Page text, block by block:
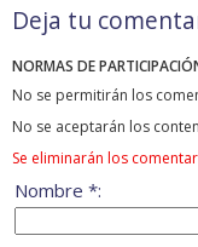
Deja tu
NORMAS DE
No se permitirán los
No se aceptarán los
Se eliminarán los
Nombre *: